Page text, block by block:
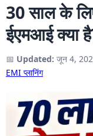
30 साल के
ईएमआई क्या
📅 Updated: जून 4,
EMI प्लानिंग